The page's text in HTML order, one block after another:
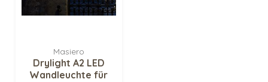
Masiero
Drylight A2 LED
Wandleuchte für